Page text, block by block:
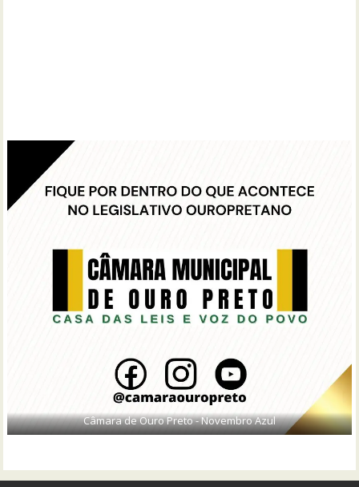
Câmara de Ouro Preto - Novembro Azul